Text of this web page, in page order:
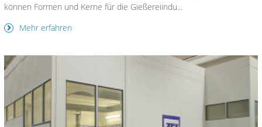
können Formen und Kerne für die Gießereiindu...
Mehr erfahren